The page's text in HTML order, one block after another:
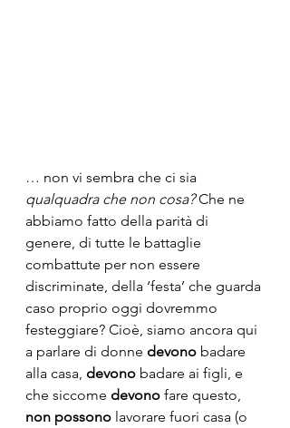
… non vi sembra che ci sia
qualquadra che non cosa? Che ne
abbiamo fatto della parità di
genere, di tutte le battaglie
combattute per non essere
discriminate, della ‘festa’ che guarda
caso proprio oggi dovremmo
festeggiare? Cioè, siamo ancora qui
a parlare di donne devono badare
alla casa, devono badare ai figli, e
che siccome devono fare questo,
non possono lavorare fuori casa (o